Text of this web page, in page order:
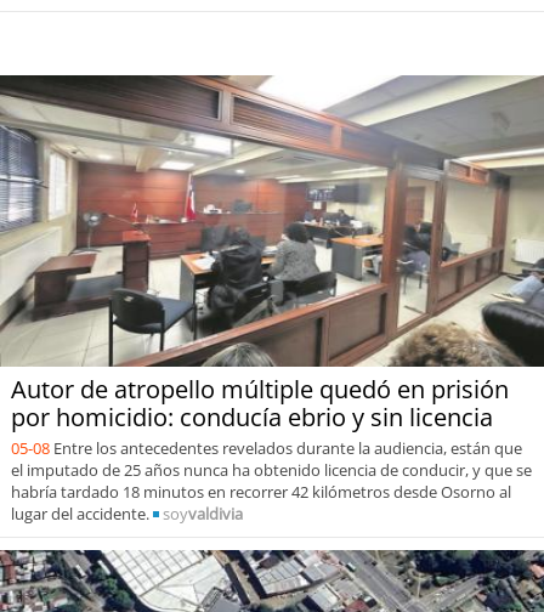
Autor de atropello múltiple quedó en prisión
por homicidio: conducía ebrio y sin licencia
05-08 Entre los antecedentes revelados durante la audiencia, están que
el imputado de 25 años nunca ha obtenido licencia de conducir, y que se
habría tardado 18 minutos en recorrer 42 kilómetros desde Osorno al
lugar del accidente.
soyvaldivia